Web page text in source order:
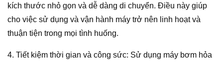
kích thước nhỏ gọn và dễ dàng di chuyển. Điều này giúp
cho việc sử dụng và vận hành máy trở nên linh hoạt và
thuận tiện trong mọi tình huống.
4. Tiết kiệm thời gian và công sức: Sử dụng máy bơm hỏa